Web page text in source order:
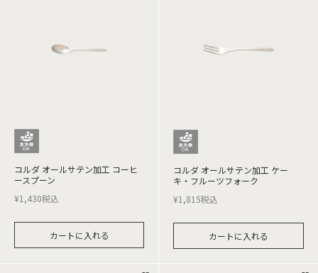
コルダ オールサテン加工 コーヒ
ースプーン
¥1,430税込
カートに入れる
コルダ オールサテン加工 ケー
キ・フルーツフォーク
¥1,815税込
カートに入れる